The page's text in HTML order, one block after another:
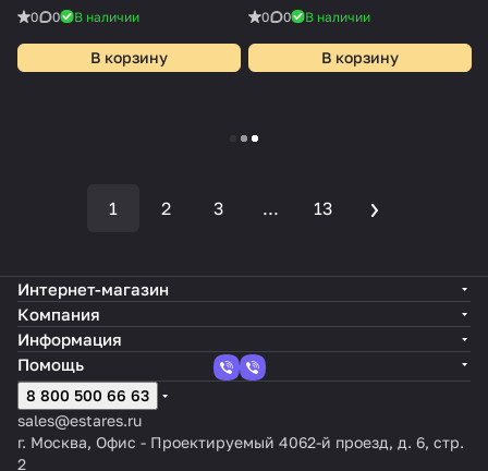
WHITE/WHITE-220-IP20
0 0 В наличии
В корзину
220-IP20
0 0 В наличии
В корзину
Загрузить еще
1 2 3 ... 13
Интернет-магазин
Компания
Информация
Помощь
8 800 500 66 63
sales@estares.ru
г. Москва, Офис - Проектируемый 4062-й проезд, д. 6, стр.
2